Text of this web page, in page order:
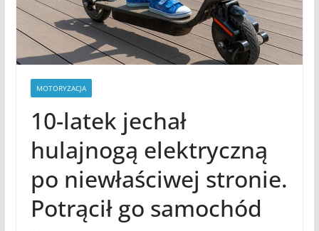
MOTORYZACJA
10-latek jechał
hulajnogą elektryczną
po niewłaściwej stronie.
Potrącił go samochód